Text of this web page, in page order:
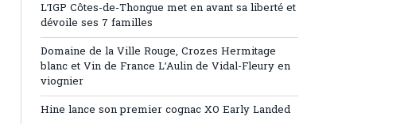
L’IGP Côtes-de-Thongue met en avant sa liberté et
dévoile ses 7 familles
Domaine de la Ville Rouge, Crozes Hermitage
blanc et Vin de France L’Aulin de Vidal-Fleury en
viognier
Hine lance son premier cognac XO Early Landed